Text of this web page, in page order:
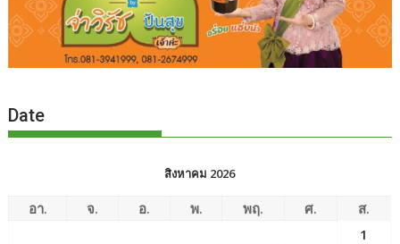
Date
สิงหาคม 2026
อา. จ. อ. พ. พฤ. ศ.
ส.
1